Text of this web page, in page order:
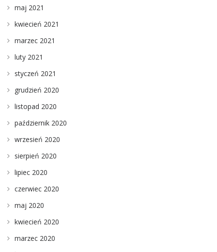
maj 2021
kwiecień 2021
marzec 2021
luty 2021
styczeń 2021
grudzień 2020
listopad 2020
październik 2020
wrzesień 2020
sierpień 2020
lipiec 2020
czerwiec 2020
maj 2020
kwiecień 2020
marzec 2020